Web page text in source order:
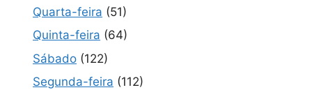
Quarta-feira (51)
Quinta-feira (64)
Sábado (122)
Segunda-feira (112)